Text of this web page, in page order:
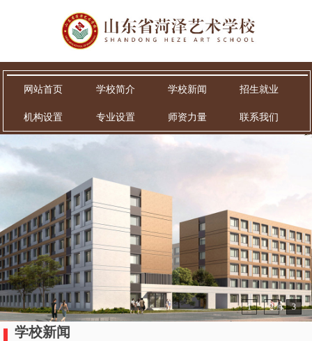
网站首页 学校简介 学校新闻 招生就业
机构设置 专业设置 师资力量 联系我们
1 2 3
学校新闻